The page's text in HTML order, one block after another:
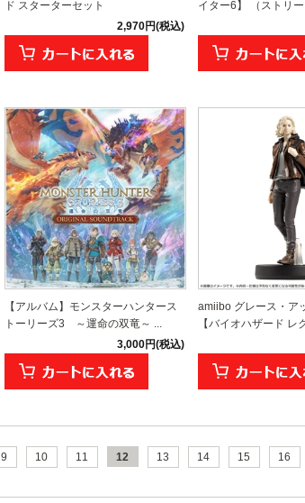
ド スターターセット
2,970円(税込)
イター6】 （ストリ
【アルバム】モンスターハンタース
トーリーズ3 ～運命の双竜～ ...
3,000円(税込)
amiibo グレース・ア
【バイオハザード レ
9 10 11 12 13 14 15 16